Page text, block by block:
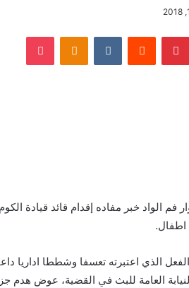
بينتيريست Odnoklassniki
بوكيت
الواد خبر مفاده إقدام قائد قيادة
اطفال.
الذي اعتبرته تعسفا وشططا اداريا
العامة للبث في القضية، عوض هدم